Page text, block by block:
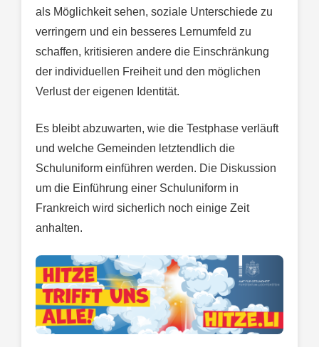
als Möglichkeit sehen, soziale Unterschiede zu
verringern und ein besseres Lernumfeld zu
schaffen, kritisieren andere die Einschränkung
der individuellen Freiheit und den möglichen
Verlust der eigenen Identität.
Es bleibt abzuwarten, wie die Testphase verläuft
und welche Gemeinden letztendlich die
Schuluniform einführen werden. Die Diskussion
um die Einführung einer Schuluniform in
Frankreich wird sicherlich noch einige Zeit
anhalten.